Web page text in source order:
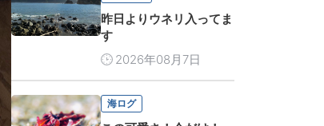
昨日よりウネリ入ってま
す
2026年08月7日
海ログ